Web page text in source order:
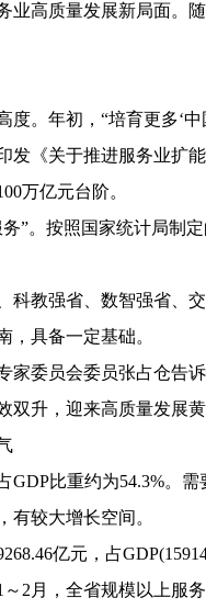
业高质量发展新局面。
年初，“培育更多‘中
发《关于推进服务业扩
万亿元台阶。
。按照国家统计局制
教强省、数智强省、交
，具备一定基础。
委员会委员张占仓告
双升，迎来高质量发展
比重约为54.3%。需
有较大增长空间。
亿元，占
月，全省规模以上服务